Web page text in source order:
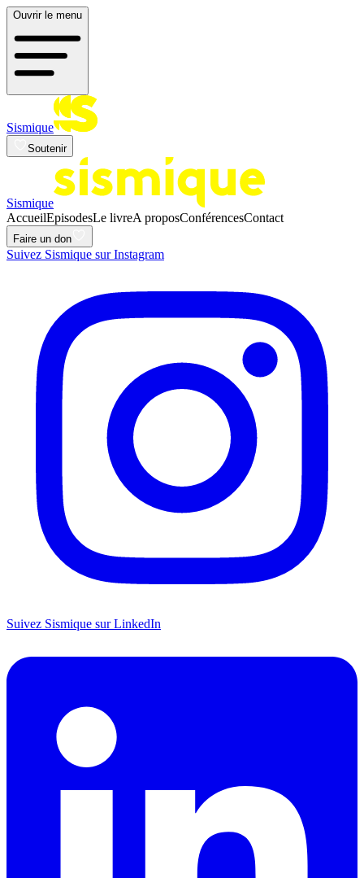
Ouvrir le menu
Sismique
Soutenir
Sismique
AccueilEpisodesLe livreA proposConférencesContact
Faire un don
Suivez Sismique sur Instagram
Suivez Sismique sur LinkedIn